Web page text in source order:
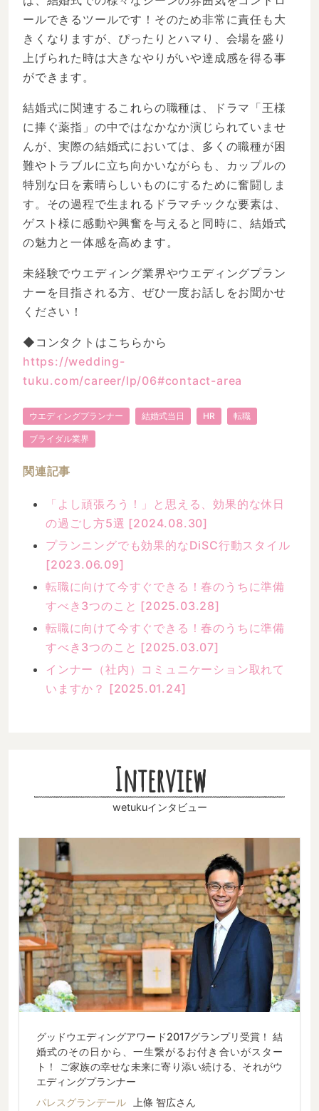
ールできるツールです！そのため非常に責任も大
きくなりますが、ぴったりとハマり、会場を盛り
上げられた時は大きなやりがいや達成感を得る事
ができます。
結婚式に関連するこれらの職種は、ドラマ「王様
に捧ぐ薬指」の中ではなかなか演じられていませ
んが、実際の結婚式においては、多くの職種が困
難やトラブルに立ち向かいながらも、カップルの
特別な日を素晴らしいものにするために奮闘しま
す。その過程で生まれるドラマチックな要素は、
ゲスト様に感動や興奮を与えると同時に、結婚式
の魅力と一体感を高めます。
未経験でウエディング業界やウエディングプラン
ナーを目指される方、ぜひ一度お話しをお聞かせ
ください！
◆コンタクトはこちらから
https://wedding-
tuku.com/career/lp/06#contact-area
ウエディングプランナー 結婚式当日 HR 転職
ブライダル業界
関連記事
「よし頑張ろう！」と思える、効果的な休日
の過ごし方5選 [2024.08.30]
プランニングでも効果的なDiSC行動スタイル
[2023.06.09]
転職に向けて今すぐできる！春のうちに準備
すべき3つのこと [2025.03.28]
転職に向けて今すぐできる！春のうちに準備
すべき3つのこと [2025.03.07]
インナー（社内）コミュニケーション取れて
いますか？ [2025.01.24]
Interview
wetukuインタビュー
グッドウエディングアワード2017グランプリ受賞！ 結
婚式のその日から、一生繋がるお付き合いがスター
ト！ ご家族の幸せな未来に寄り添い続ける、それがウ
エディングプランナー
パレスグランデール
上條 智広さん